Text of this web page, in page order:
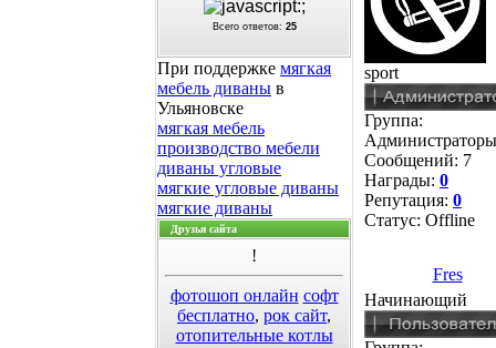
Всего ответов: 25
При поддержке мягкая
мебель диваны в
Ульяновске
мягкая мебель
производство мебели
диваны угловые
мягкие угловые диваны
мягкие диваны
Друзья сайта
!
фотошоп онлайн софт
бесплатно, рок сайт,
отопительные котлы
sport
Группа:
Администраторы
Сообщений: 7
Награды: 0
Репутация: 0
Статус: Offline
Fres
Начинающий